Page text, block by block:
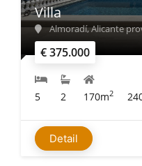
€ 375.000
Villa
Almoradí, Alicante
5 2 170m2
Detail